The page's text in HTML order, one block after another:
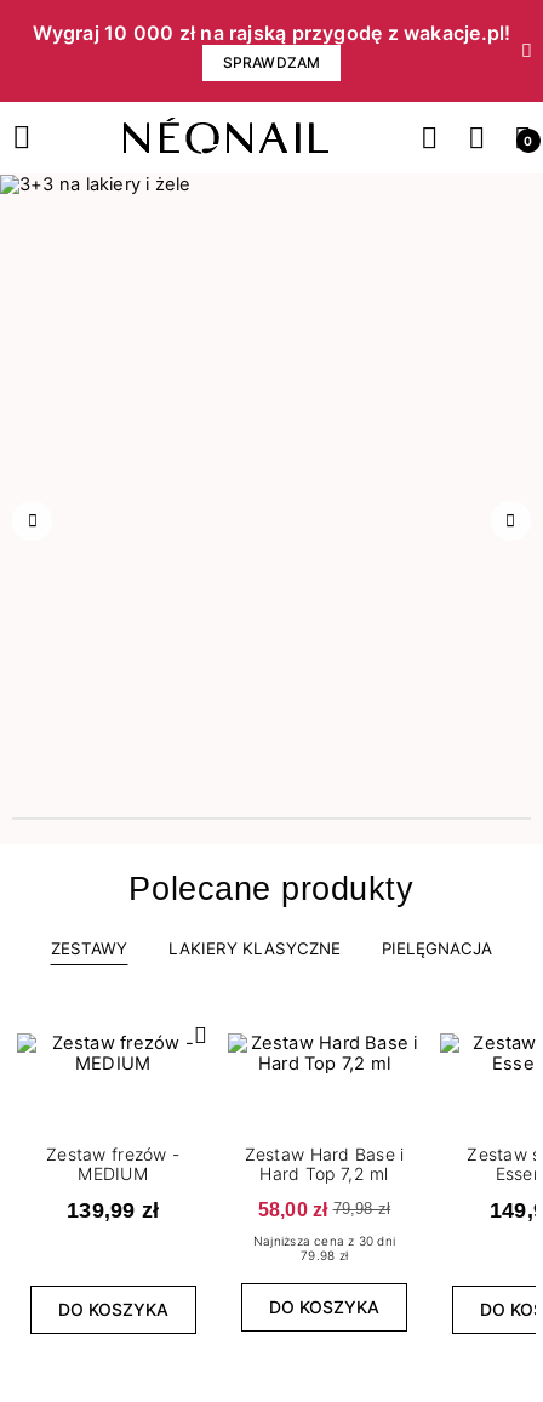
Wygraj 10 000 zł na rajską przygodę z wakacje.pl!​
SPRAWDZAM
0
Polecane produkty
ZESTAWY LAKIERY KLASYCZNE PIELĘGNACJA
Zestaw frezów -
MEDIUM
139,99 zł
DO KOSZYKA
Zestaw Hard Base i
Hard Top 7,2 ml
58,00 zł 79,98 zł
Najniższa cena z 30 dni
79.98 zł
DO KOSZYKA
Zestaw
DO